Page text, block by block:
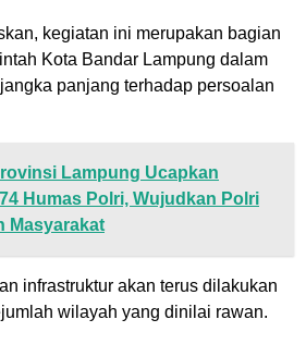
kegiatan ini merupakan bagian
Kota Bandar Lampung dalam
panjang terhadap persoalan
Lampung Ucapkan
Humas Polri, Wujudkan Polri
Masyarakat
infrastruktur akan terus dilakukan
wilayah yang dinilai rawan.